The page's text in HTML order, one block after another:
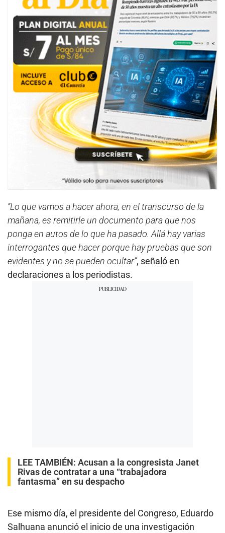
“Lo que vamos a hacer ahora, en el transcurso de la
mañana, es remitirle un documento para que nos
ponga en autos de lo que ha pasado. Allá hay varias
interrogantes que hacer porque hay pruebas que son
evidentes y no se pueden ocultar”, señaló en
declaraciones a los periodistas.
LEE TAMBIÉN: Acusan a la congresista Janet
Rivas de contratar a una “trabajadora
fantasma” en su despacho
Ese mismo día, el presidente del Congreso, Eduardo
Salhuana anunció el inicio de una investigación